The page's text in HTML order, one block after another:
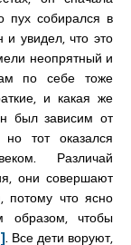
пух собирался в
и увидел, что это
неопрятный и
по себе тоже
и какая же
был зависим от
тот оказался
Различай
они совершают
потому что ясно
образом, чтобы
. Все дети воруют,